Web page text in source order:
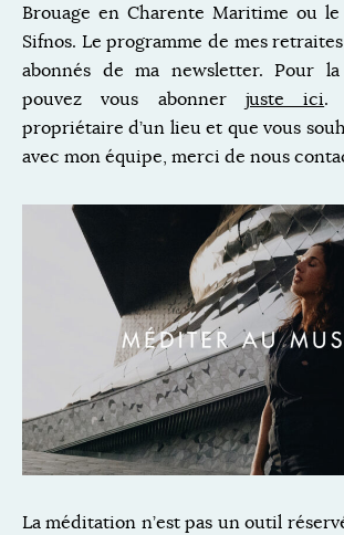
Brouage en Charente Maritime ou le
Sifnos. Le programme de mes
abonnés de ma newsletter. Pour
pouvez vous abonner juste ici.
propriétaire d’un lieu et que vous
avec mon équipe, merci de nous
La méditation n’est pas un outil